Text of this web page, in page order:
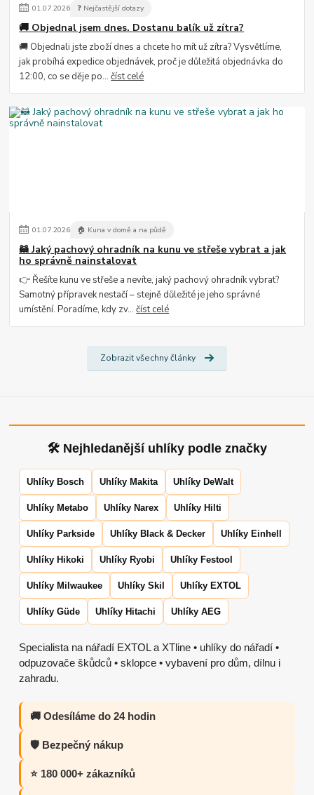
01.07.2026 ❓ Nejčastější dotazy
🚚 Objednal jsem dnes. Dostanu balík už zítra?
🚚 Objednali jste zboží dnes a chcete ho mít už zítra? Vysvětlíme,
jak probíhá expedice objednávek, proč je důležitá objednávka do
12:00, co se děje po...číst celé
01.07.2026 🏠 Kuna v domě a na půdě
🦝 Jaký pachový ohradník na kunu ve střeše vybrat a jak
ho správně nainstalovat
👉 Řešíte kunu ve střeše a nevíte, jaký pachový ohradník vybrat?
Samotný přípravek nestačí – stejně důležité je jeho správné
umístění. Poradíme, kdy zv...číst celé
Zobrazit všechny články
🛠 Nejhledanější uhlíky podle značky
Uhlíky Bosch Uhlíky Makita Uhlíky DeWalt
Uhlíky Metabo Uhlíky Narex Uhlíky Hilti
Uhlíky Parkside Uhlíky Black & Decker Uhlíky Einhell
Uhlíky Hikoki Uhlíky Ryobi Uhlíky Festool
Uhlíky Milwaukee Uhlíky Skil Uhlíky EXTOL
Uhlíky Güde Uhlíky Hitachi Uhlíky AEG
Specialista na nářadí EXTOL a XTline • uhlíky do nářadí •
odpuzovače škůdců • sklopce • vybavení pro dům, dílnu i
zahradu.
🚚 Odesíláme do 24 hodin
🛡️ Bezpečný nákup
⭐ 180 000+ zákazníků